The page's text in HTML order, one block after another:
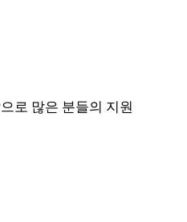
로 많은 분들의 지원